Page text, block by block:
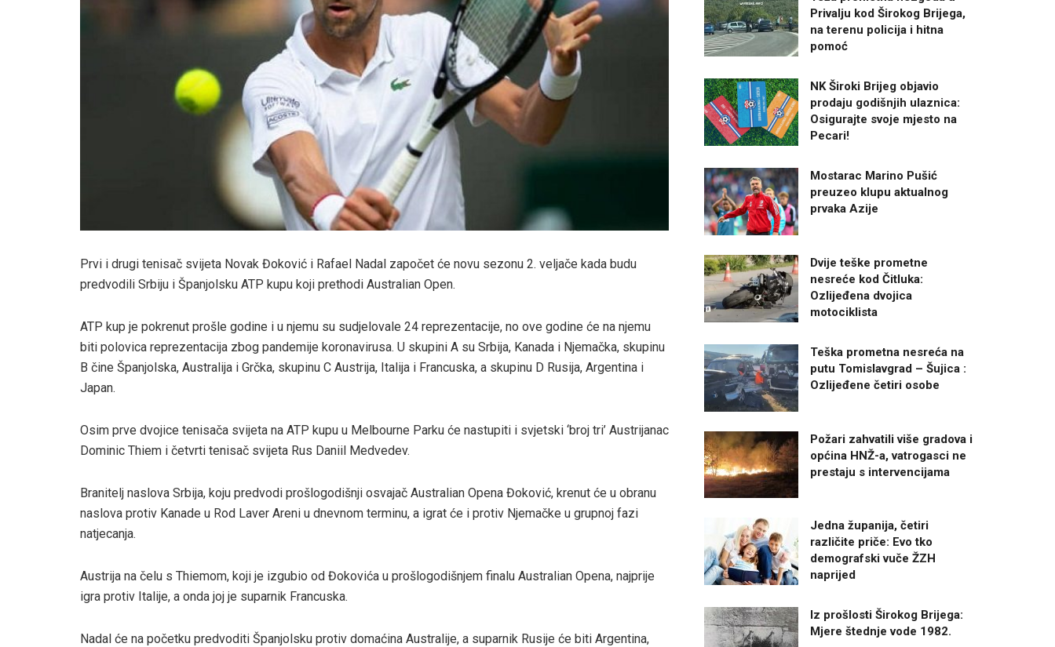
Prvi i drugi tenisač svijeta Novak Đoković i Rafael Nadal započet će novu sezonu 2. veljače kada budu
predvodili Srbiju i Španjolsku ATP kupu koji prethodi Australian Open.
ATP kup je pokrenut prošle godine i u njemu su sudjelovale 24 reprezentacije, no ove godine će na njemu
biti polovica reprezentacija zbog pandemije koronavirusa. U skupini A su Srbija, Kanada i Njemačka, skupinu
B čine Španjolska, Australija i Grčka, skupinu C Austrija, Italija i Francuska, a skupinu D Rusija, Argentina i
Japan.
Osim prve dvojice tenisača svijeta na ATP kupu u Melbourne Parku će nastupiti i svjetski ‘broj tri’ Austrijanac
Dominic Thiem i četvrti tenisač svijeta Rus Daniil Medvedev.
Branitelj naslova Srbija, koju predvodi prošlogodišnji osvajač Australian Opena Đoković, krenut će u obranu
naslova protiv Kanade u Rod Laver Areni u dnevnom terminu, a igrat će i protiv Njemačke u grupnoj fazi
natjecanja.
Austrija na čelu s Thiemom, koji je izgubio od Đokovića u prošlogodišnjem finalu Australian Opena, najprije
igra protiv Italije, a onda joj je suparnik Francuska.
Nadal će na početku predvoditi Španjolsku protiv domaćina Australije, a suparnik Rusije će biti Argentina,
Privalju kod Širokog Brijega,
na terenu policija i hitna
pomoć
NK Široki Brijeg objavio
prodaju godišnjih ulaznica:
Osigurajte svoje mjesto na
Pecari!
Mostarac Marino Pušić
preuzeo klupu aktualnog
prvaka Azije
Dvije teške prometne
nesreće kod Čitluka:
Ozlijeđena dvojica
motociklista
Teška prometna nesreća na
putu Tomislavgrad – Šujica :
Ozlijeđene četiri osobe
Požari zahvatili više gradova i
općina HNŽ-a, vatrogasci ne
prestaju s intervencijama
Jedna županija, četiri
različite priče: Evo tko
demografski vuče ŽZH
naprijed
Iz prošlosti Širokog Brijega:
Mjere štednje vode 1982.